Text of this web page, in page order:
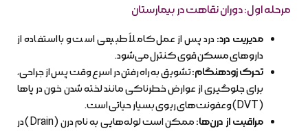
مرحله اول: دوران نقاهت در بیمارستان
مدیریت درد: درد پس از عمل کاملاً طبیعی است و با استفاده از
داروهای مسکن قوی کنترل می‌شود.
تحرک زودهنگام:تشویق به راه رفتن در اسرع وقت پس از جراحی،
برای جلوگیری از عوارض خطرناکی مانند لخته شدن خون در پاها
(DVT) و عفونت‌های ریوی بسیار حیاتی است.
مراقبت از درن‌ها:
ممکن است لوله‌هایی به نام درن (Drain) در